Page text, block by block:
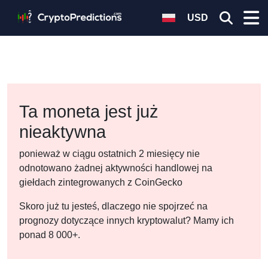
USD
Ta moneta jest już
nieaktywna
ponieważ w ciągu ostatnich 2 miesięcy nie
odnotowano żadnej aktywności handlowej na
giełdach zintegrowanych z CoinGecko
Skoro już tu jesteś, dlaczego nie spojrzeć na
prognozy dotyczące innych kryptowalut? Mamy ich
ponad 8 000+.